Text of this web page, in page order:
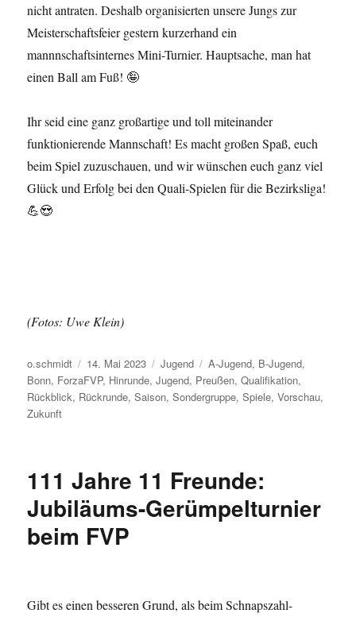
nicht antraten. Deshalb organisierten unsere Jungs zur
Meisterschaftsfeier gestern kurzerhand ein
mannnschaftsinternes Mini-Turnier. Hauptsache, man hat
einen Ball am Fuß! 🤪
Ihr seid eine ganz großartige und toll miteinander
funktionierende Mannschaft! Es macht großen Spaß, euch
beim Spiel zuzuschauen, und wir wünschen euch ganz viel
Glück und Erfolg bei den Quali-Spielen für die Bezirksliga!
💪😍
(Fotos: Uwe Klein)
Autor
o.schmidt
Veröffentlicht
am
14. Mai 2023 Kategorien
Jugend Schlagwörter
A-Jugend, B-Jugend,
Bonn, ForzaFVP, Hinrunde,Jugend, Preußen,Qualifikation,
Rückblick, Rückrunde,Saison,Sondergruppe,Spiele,Vorschau,
Zukunft
111 Jahre 11 Freunde:
Jubiläums-Gerümpelturnier
beim FVP
Gibt es einen besseren Grund, als beim Schnapszahl-